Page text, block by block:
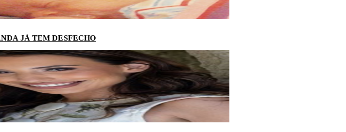
JÁ TEM DESFECHO